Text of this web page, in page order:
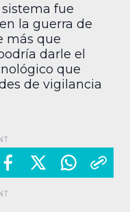
fue
la guerra de
más que
darle el
que
de vigilancia